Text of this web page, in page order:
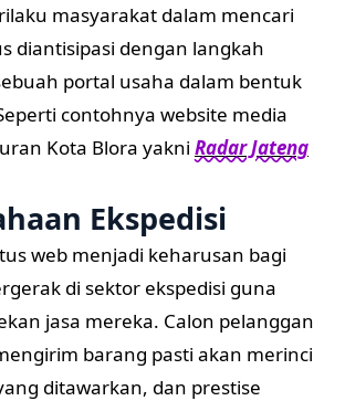
masyarakat dalam mencari
diantisipasi dengan langkah
portal usaha dalam bentuk
contohnya website media
Kota Blora yakni Radar Jateng
Ekspedisi
web menjadi keharusan bagi
di sektor ekspedisi guna
jasa mereka. Calon pelanggan
barang pasti akan merinci
ditawarkan, dan prestise